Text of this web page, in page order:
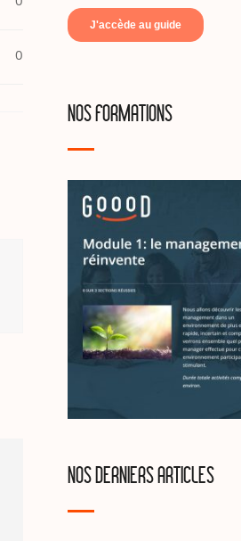
0
NOS FORMATIONS
NOS DERNIERS ARTICLES